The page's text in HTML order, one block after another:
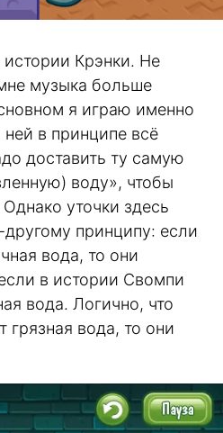
Крэнки. Не
музыка больше
я играю именно
в принципе всё
доставить ту самую
воду», чтобы
уточки здесь
принципу: если
вода, то они
в истории Свомпи
вода. Логично, что
грязная вода, то они